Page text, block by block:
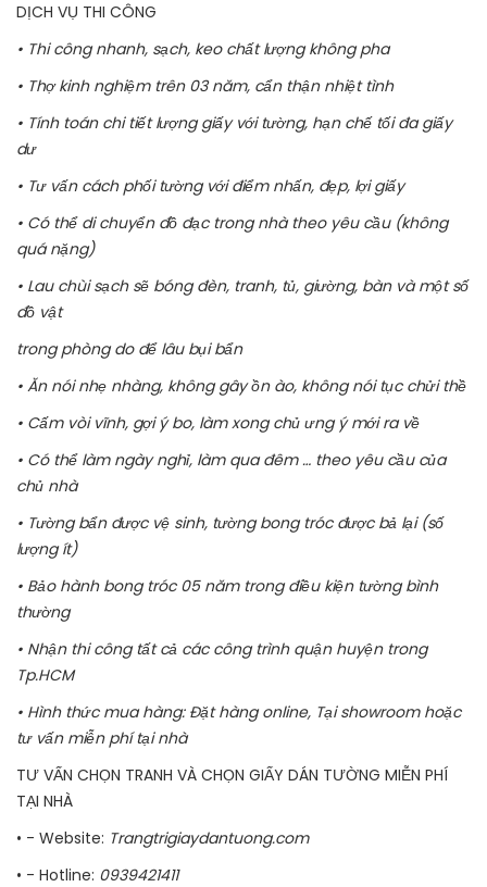
DỊCH VỤ THI CÔNG
• Thi công nhanh, sạch, keo chất lượng không pha
• Thợ kinh nghiệm trên 03 năm, cẩn thận nhiệt tình
• Tính toán chi tiết lượng giấy với tường, hạn chế tối đa giấy
dư
• Tư vấn cách phối tường với điểm nhấn, đẹp, lợi giấy
• Có thể di chuyển đồ đạc trong nhà theo yêu cầu (không
quá nặng)
• Lau chùi sạch sẽ bóng đèn, tranh, tủ, giường, bàn và một số
đồ vật
trong phòng do để lâu bụi bẩn
• Ăn nói nhẹ nhàng, không gây ồn ào, không nói tục chửi thề
• Cấm vòi vĩnh, gợi ý bo, làm xong chủ ưng ý mới ra về
• Có thể làm ngày nghỉ, làm qua đêm … theo yêu cầu của
chủ nhà
• Tường bẩn được vệ sinh, tường bong tróc được bả lại (số
lượng ít)
• Bảo hành bong tróc 05 năm trong điều kiện tường bình
thường
• Nhận thi công tất cả các công trình quận huyện trong
Tp.HCM
• Hình thức mua hàng: Đặt hàng online, Tại showroom hoặc
tư vấn miễn phí tại nhà
TƯ VẤN CHỌN TRANH VÀ CHỌN GIẤY DÁN TƯỜNG MIỄN PHÍ
TẠI NHÀ
• - Website: Trangtrigiaydantuong.com
• - Hotline: 0939421411